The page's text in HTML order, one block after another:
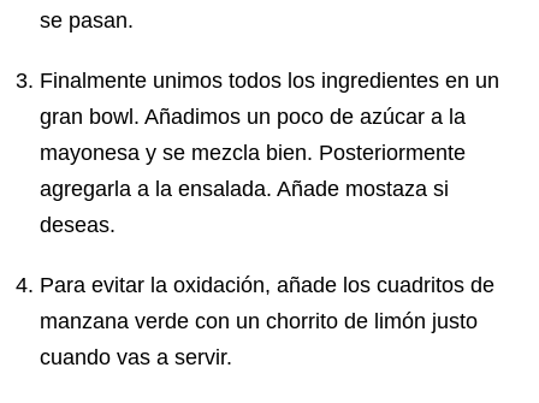
se pasan.
Finalmente unimos todos los ingredientes en un
gran bowl. Añadimos un poco de azúcar a la
mayonesa y se mezcla bien. Posteriormente
agregarla a la ensalada. Añade mostaza si
deseas.
Para evitar la oxidación, añade los cuadritos de
manzana verde con un chorrito de limón justo
cuando vas a servir.